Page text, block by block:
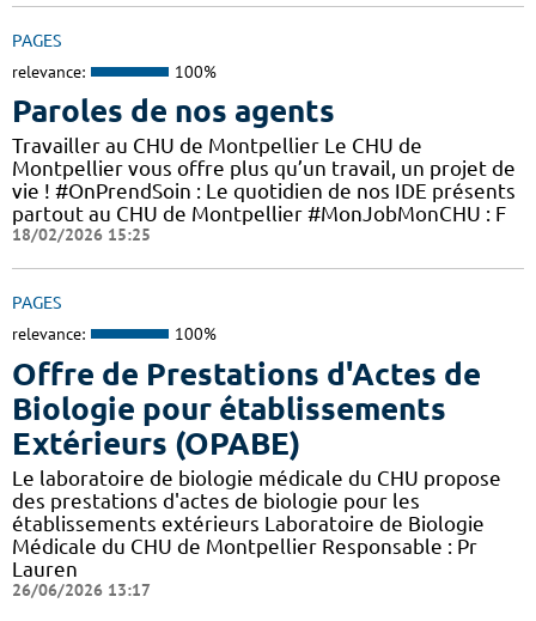
PAGES
relevance: 100%
Paroles de nos agents
Travailler au CHU de Montpellier Le CHU de
Montpellier vous offre plus qu’un travail, un projet de
vie ! #OnPrendSoin : Le quotidien de nos IDE présents
partout au CHU de Montpellier #MonJobMonCHU : F
18/02/2026 15:25
PAGES
relevance: 100%
Offre de Prestations d'Actes de
Biologie pour établissements
Extérieurs (OPABE)
Le laboratoire de biologie médicale du CHU propose
des prestations d'actes de biologie pour les
établissements extérieurs Laboratoire de Biologie
Médicale du CHU de Montpellier Responsable : Pr
Lauren
26/06/2026 13:17